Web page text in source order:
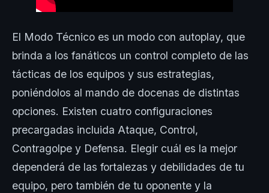
El Modo Técnico es un modo con autoplay, que
brinda a los fanáticos un control completo de las
tácticas de los equipos y sus estrategias,
poniéndolos al mando de docenas de distintas
opciones. Existen cuatro configuraciones
precargadas incluida Ataque, Control,
Contragolpe y Defensa. Elegir cuál es la mejor
dependerá de las fortalezas y debilidades de tu
equipo, pero también de tu oponente y la